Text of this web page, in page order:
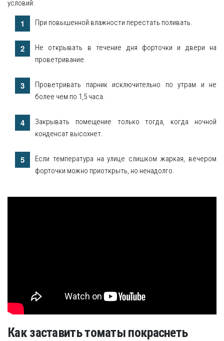
условий:
При повышенной влажности перестать поливать.
Не открывать в течение дня форточки и двери на
проветривание.
Проветривать парник исключительно по утрам и не
более чем по 1,5 часа.
Закрывать помещение только тогда, когда ночной
конденсат высохнет.
Если температура на улице слишком жаркая, вечером
форточки можно приоткрыть, но ненадолго.
Как заставить томаты покраснеть